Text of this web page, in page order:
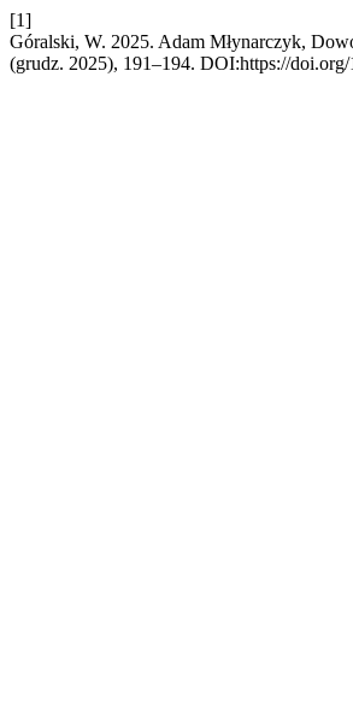
[1]
Góralski, W. 2025. Adam Młynarczyk,
(grudz. 2025), 191–194. DOI:https://